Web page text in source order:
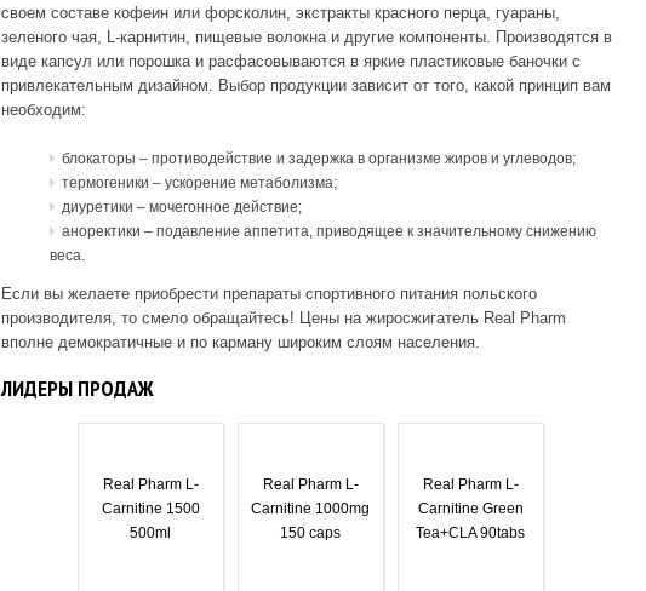
своем составе кофеин или форсколин, экстракты красного перца, гуараны,
зеленого чая, L-карнитин, пищевые волокна и другие компоненты. Производятся в
виде капсул или порошка и расфасовываются в яркие пластиковые баночки с
привлекательным дизайном. Выбор продукции зависит от того, какой принцип вам
необходим:
блокаторы – противодействие и задержка в организме жиров и углеводов;
термогеники – ускорение метаболизма;
диуретики – мочегонное действие;
аноректики – подавление аппетита, приводящее к значительному снижению
веса.
Если вы желаете приобрести препараты спортивного питания польского
производителя, то смело обращайтесь! Цены на жиросжигатель Real Pharm
вполне демократичные и по карману широким слоям населения.
ЛИДЕРЫ ПРОДАЖ
Real Pharm L-
Carnitine 1500
500ml
Real Pharm L-
Carnitine 1000mg
150 caps
Real Pharm L-
Carnitine Green
Tea+CLA 90tabs